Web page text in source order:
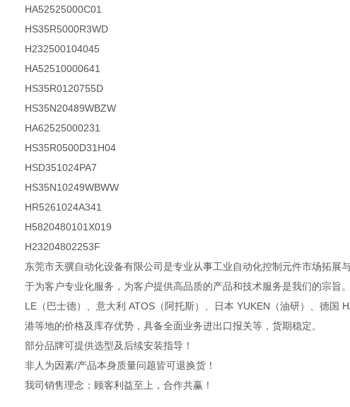
HA52525000C01
HS35R5000R3WD
H232500104045
HA52510000641
HS35R0120755D
HS35N20489WBZW
HA62525000231
HS35R0500D31H04
HSD351024PA7
HS35N10249WBWW
HR5261024A341
H5820480101X019
H23204802253F
东莞市天骥自动化设备有限公司是专业从事工业自动化控制元件市场拓
于为客户专业化服务，为客户提供高品质的产品和技术服务是我们的宗旨
LE（巴士德）、意大利 ATOS（阿托斯）、日本 YUKEN（油研）、德国
港等地的价格及库存优势，具备全面业务进出口报关等，货期稳定。
部分品牌可提供选型及后续安装指导！
非人为因素/产品本身质量问题皆可退换货！
我司销售理念：顾客利益至上，合作共赢！